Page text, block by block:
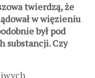
twierdzą, że
w więzieniu
był pod
substancji. Czy